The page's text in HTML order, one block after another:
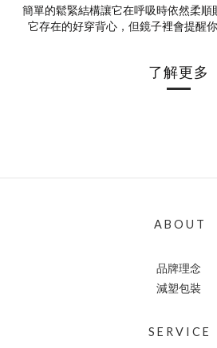
簡單的鬆緊結構讓它在呼吸時依然柔
它存在的好穿背心，但鏡子裡會提醒
了解更多
A B O U T
品牌理念
減塑包裝
S E R V I C E